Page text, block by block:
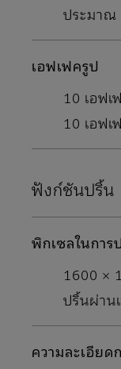
ประมาณ
เอฟเฟครูป
10 เอฟ
10 เอฟ
ฟังก์ชันปริ้น
พิกเซลในการ
1600 ×
ปริ้นผ่าน
ความละเอียด